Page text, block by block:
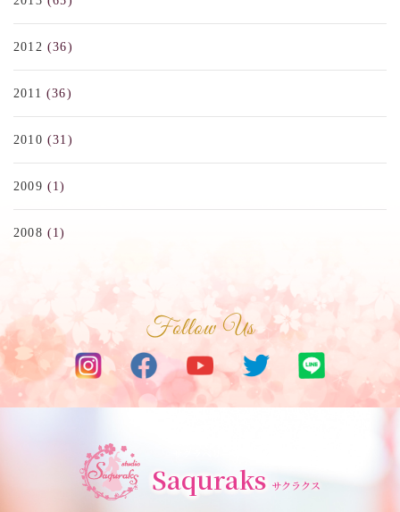
2012 (36)
2011 (36)
2010 (31)
2009 (1)
2008 (1)
Follow Us
Saquraks サクラクス